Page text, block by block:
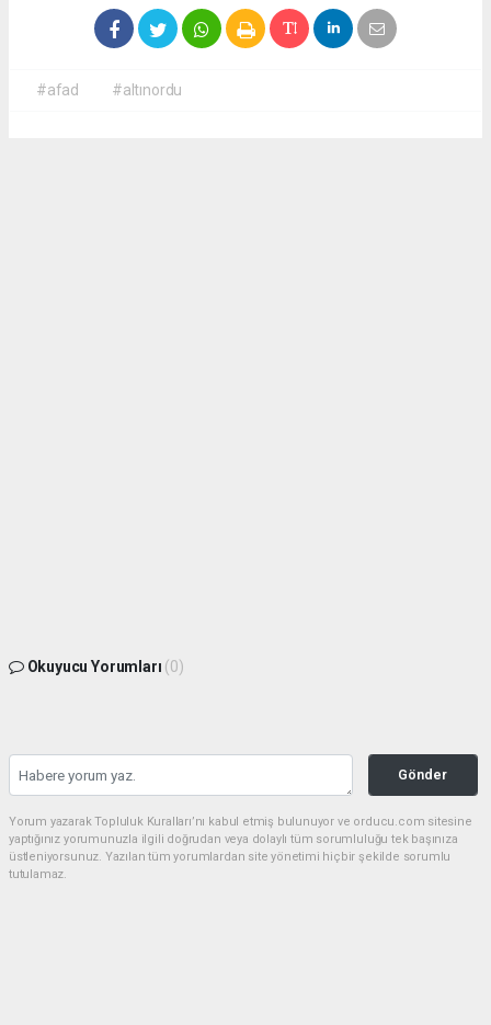
#afad #altınordu
Okuyucu Yorumları (0)
Gönder
Yorum yazarak Topluluk Kuralları’nı kabul etmiş bulunuyor ve orducu.com sitesine
yaptığınız yorumunuzla ilgili doğrudan veya dolaylı tüm sorumluluğu tek başınıza
üstleniyorsunuz. Yazılan tüm yorumlardan site yönetimi hiçbir şekilde sorumlu
tutulamaz.